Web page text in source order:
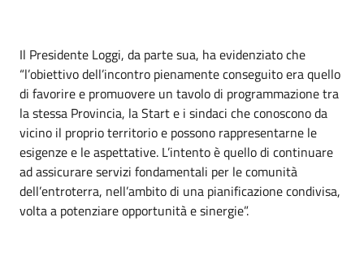
Il Presidente Loggi, da parte sua, ha evidenziato che
“l’obiettivo dell’incontro pienamente conseguito era quello
di favorire e promuovere un tavolo di programmazione tra
la stessa Provincia, la Start e i sindaci che conoscono da
vicino il proprio territorio e possono rappresentarne le
esigenze e le aspettative. L’intento è quello di continuare
ad assicurare servizi fondamentali per le comunità
dell’entroterra, nell’ambito di una pianificazione condivisa,
volta a potenziare opportunità e sinergie”.